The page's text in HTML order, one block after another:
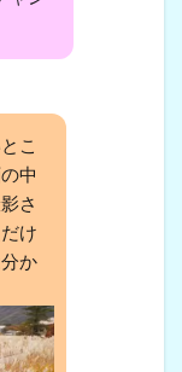
こ
中
さ
け
か